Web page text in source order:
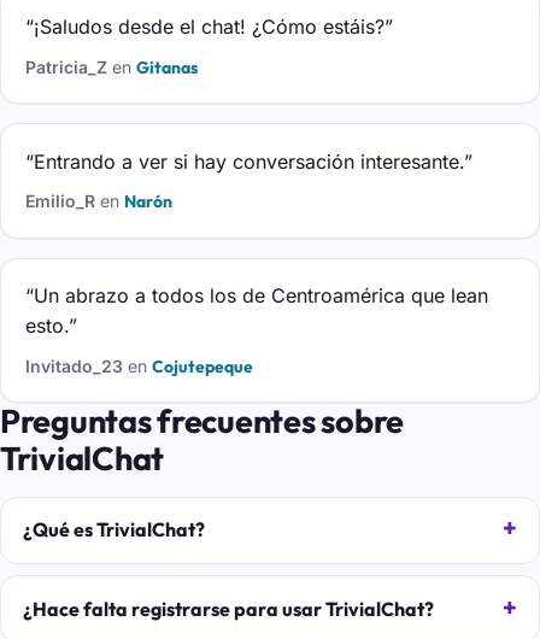
“¡Saludos desde el chat! ¿Cómo estáis?”
Patricia_Z en Gitanas
“Entrando a ver si hay conversación interesante.”
Emilio_R en Narón
“Un abrazo a todos los de Centroamérica que lean
esto.”
Invitado_23 en Cojutepeque
Preguntas frecuentes sobre
TrivialChat
¿Qué es TrivialChat?
¿Hace falta registrarse para usar TrivialChat?